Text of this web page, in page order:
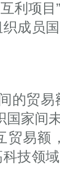
利项目
成员
的贸
家间
贸易额
技领